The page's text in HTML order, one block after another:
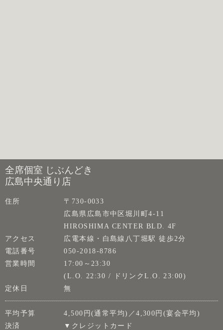
全席個室 じぶんどき
広島中央通り店
住所
〒730-0033
広島県広島市中区堀川町4-11
HIROSHIMA CENTER BLD. 4F
アクセス
広電本線・白島線八丁堀駅 徒歩2分
電話番号
050-2018-8786
営業時間
17:00～23:30
(L.O. 22:30 / ドリンクL.O. 23:00)
定休日
無
平均予算
4,500円(通常平均)／4,300円(宴会平均)
決済
▼クレジットカード